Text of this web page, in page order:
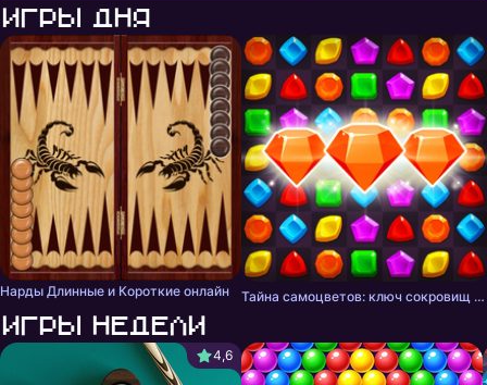
Игры дня
Нарды Длинные и Короткие онлайн Тайна самоцветов: ключ сокровищ - три в ряд
Игры недели
4,6